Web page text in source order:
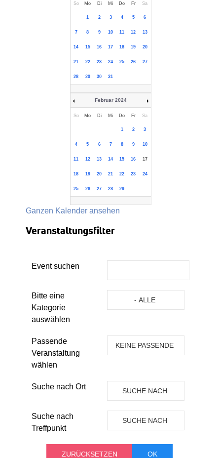
So Mo Di Mi Do Fr Sa
1 2 3 4 5 6
7 8 9 10 11 12 13
14 15 16 17 18 19 20
21 22 23 24 25 26 27
28 29 30 31
Februar 2024
So Mo Di Mi Do Fr Sa
1 2 3
4 5 6 7 8 9 10
11 12 13 14 15 16 17
18 19 20 21 22 23 24
25 26 27 28 29
Ganzen Kalender ansehen
Veranstaltungsfilter
Event suchen
Bitte eine
Kategorie
auswählen
- ALLE
Passende
Veranstaltung
wählen
KEINE PASSENDE
Suche nach Ort SUCHE NACH
ORT
Suche nach
Treffpunkt
SUCHE NACH